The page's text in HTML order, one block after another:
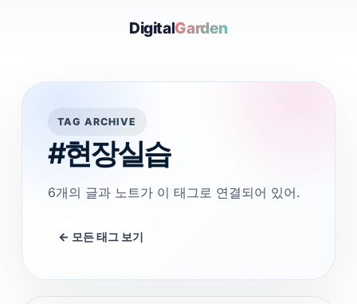
DigitalGarden
TAG ARCHIVE
#현장실습
6개의 글과 노트가 이 태그로 연결되어 있어.
← 모든 태그 보기